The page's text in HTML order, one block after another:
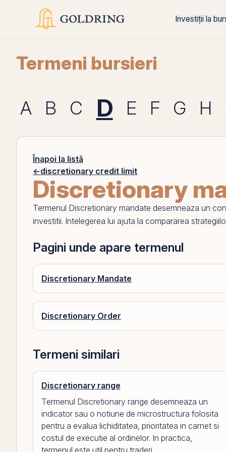
Investiții la
Termeni bursieri
A B C D E F G H
Înapoi la listă
←discretionary credit limit
Discretionary
Termenul Discretionary mandate desemneaza un
investitii. Intelegerea lui ajuta la compararea
Pagini unde apare termenul
Discretionary Mandate
Discretionary Order
Termeni similari
Discretionary range
Termenul Discretionary range desemneaza un
indicator sau o notiune de microstructura folosita
pentru a evalua lichiditatea, prioritatea in carnet si
costul de executie al ordinelor. In practica,
termenul este util pentru traderi,...